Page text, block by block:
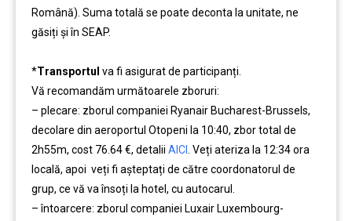
Română). Suma totală se poate deconta la unitate, ne
găsiți și în SEAP.
*Transportul va fi asigurat de participanți.
Vă recomandăm următoarele zboruri:
– plecare: zborul companiei Ryanair Bucharest-Brussels,
decolare din aeroportul Otopeni la 10:40, zbor total de
2h55m, cost 76.64 €, detalii AICI . Veți ateriza la 12:34 ora
locală, apoi veți fi așteptați de către coordonatorul de
grup, ce vă va însoți la hotel, cu autocarul.
– întoarcere: zborul companiei Luxair Luxembourg-